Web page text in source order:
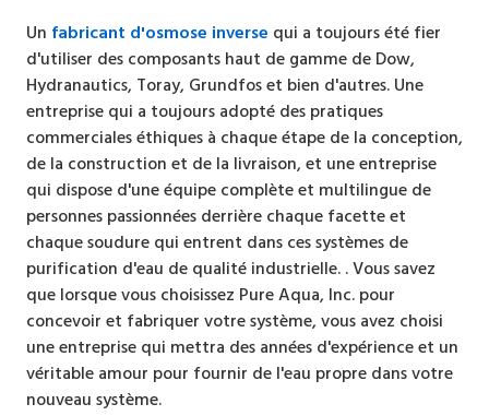
Un fabricant d'osmose inverse qui a toujours été fier
d'utiliser des composants haut de gamme de Dow,
Hydranautics, Toray, Grundfos et bien d'autres. Une
entreprise qui a toujours adopté des pratiques
commerciales éthiques à chaque étape de la conception,
de la construction et de la livraison, et une entreprise
qui dispose d'une équipe complète et multilingue de
personnes passionnées derrière chaque facette et
chaque soudure qui entrent dans ces systèmes de
purification d'eau de qualité industrielle. . Vous savez
que lorsque vous choisissez Pure Aqua, Inc. pour
concevoir et fabriquer votre système, vous avez choisi
une entreprise qui mettra des années d'expérience et un
véritable amour pour fournir de l'eau propre dans votre
nouveau système.